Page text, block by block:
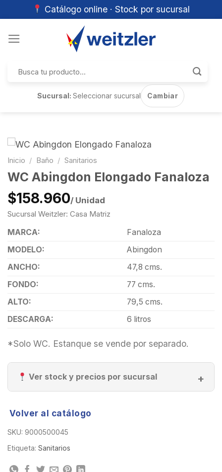
Catálogo online · Stock por sucursal
por:
Sucursal:Seleccionar sucursal Cambiar
Inicio / Baño / Sanitarios
WC Abingdon Elongado Fanaloza
$158.960/ Unidad
Sucursal Weitzler: Casa Matriz
MARCA:
Fanaloza
MODELO:
Abingdon
ANCHO:
47,8 cms.
FONDO:
77 cms.
ALTO:
79,5 cms.
DESCARGA:
6 litros
*Solo WC. Estanque se vende por separado.
Ver stock y precios por sucursal
Volver al catálogo
SKU: 9000500045
Etiqueta: Sanitarios